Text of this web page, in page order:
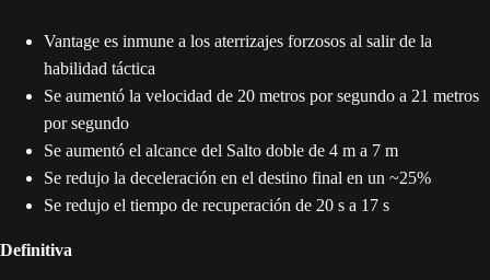
Vantage es inmune a los aterrizajes forzosos al salir de la
habilidad táctica
Se aumentó la velocidad de 20 metros por segundo a 21 metros
por segundo
Se aumentó el alcance del Salto doble de 4 m a 7 m
Se redujo la deceleración en el destino final en un ~25%
Se redujo el tiempo de recuperación de 20 s a 17 s
Definitiva